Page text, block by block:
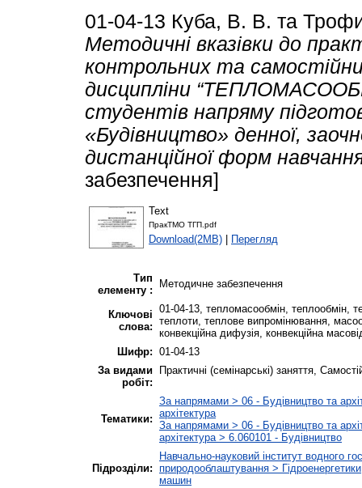
01-04-13 Куба, В. В. та
Методичні вказівки до
контрольних та
дисципліни
студентів напряму
«Будівництво» денної,
дистанційної форм
забезпечення]
Text
ПракТМО ТГП.pdf
Download(2MB) | Перегляд
Тип
елементу :
Методичне забезпечення
Ключові
слова:
01-04-13, тепломасообмін, теплообмін,
теплоти, теплове випромінювання,
конвекційна дифузія, конвекційна
Шифр: 01-04-13
За видами
робіт:
Практичні (семінарські) заняття,
Тематики:
За напрямами > 06 - Будівництво та
архітектура
За напрямами > 06 - Будівництво та
архітектура > 6.060101 - Будівництво
Підрозділи:
Навчально-науковий інститут водного
природооблаштування >
машин